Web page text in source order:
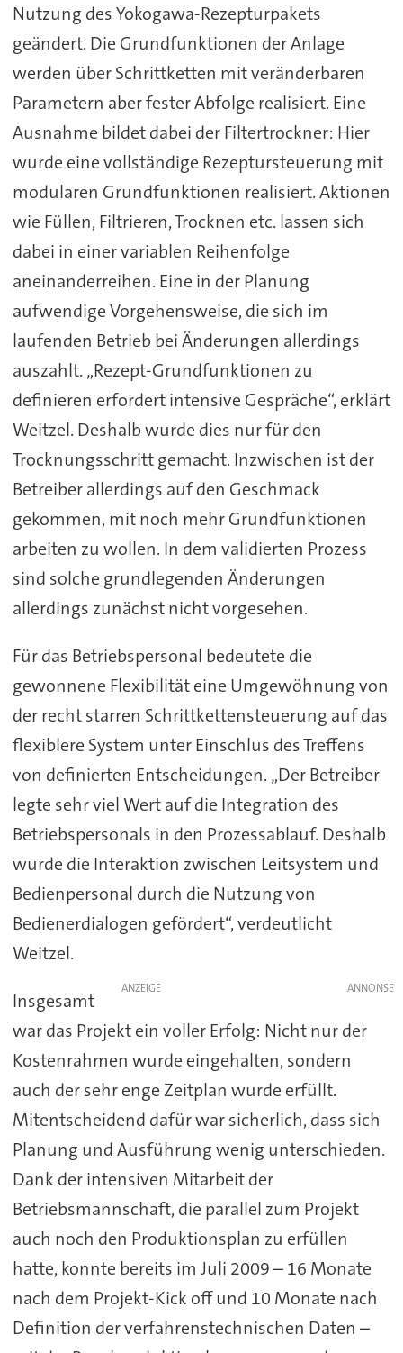
Nutzung des Yokogawa-Rezepturpakets
geändert. Die Grundfunktionen der Anlage
werden über Schrittketten mit veränderbaren
Parametern aber fester Abfolge realisiert. Eine
Ausnahme bildet dabei der Filtertrockner: Hier
wurde eine vollständige Rezeptursteuerung mit
modularen Grundfunktionen realisiert. Aktionen
wie Füllen, Filtrieren, Trocknen etc. lassen sich
dabei in einer variablen Reihenfolge
aneinanderreihen. Eine in der Planung
aufwendige Vorgehensweise, die sich im
laufenden Betrieb bei Änderungen allerdings
auszahlt. „Rezept-Grundfunktionen zu
definieren erfordert intensive Gespräche“, erklärt
Weitzel. Deshalb wurde dies nur für den
Trocknungsschritt gemacht. Inzwischen ist der
Betreiber allerdings auf den Geschmack
gekommen, mit noch mehr Grundfunktionen
arbeiten zu wollen. In dem validierten Prozess
sind solche grundlegenden Änderungen
allerdings zunächst nicht vorgesehen.
Für das Betriebspersonal bedeutete die
gewonnene Flexibilität eine Umgewöhnung von
der recht starren Schrittkettensteuerung auf das
flexiblere System unter Einschlus des Treffens
von definierten Entscheidungen. „Der Betreiber
legte sehr viel Wert auf die Integration des
Betriebspersonals in den Prozessablauf. Deshalb
wurde die Interaktion zwischen Leitsystem und
Bedienpersonal durch die Nutzung von
Bedienerdialogen gefördert“, verdeutlicht
Weitzel.
ANZEIGE
Insgesamt
war das Projekt ein voller Erfolg: Nicht nur der
Kostenrahmen wurde eingehalten, sondern
auch der sehr enge Zeitplan wurde erfüllt.
Mitentscheidend dafür war sicherlich, dass sich
Planung und Ausführung wenig unterschieden.
Dank der intensiven Mitarbeit der
Betriebsmannschaft, die parallel zum Projekt
auch noch den Produktionsplan zu erfüllen
hatte, konnte bereits im Juli 2009 – 16 Monate
nach dem Projekt-Kick off und 10 Monate nach
Definition der verfahrenstechnischen Daten –